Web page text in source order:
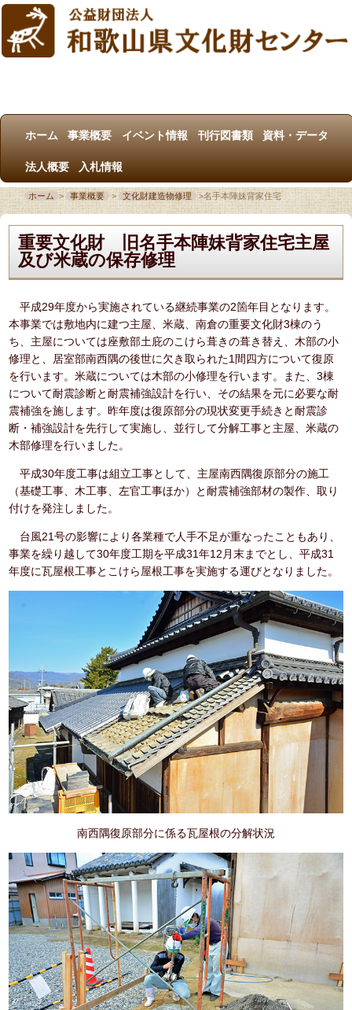
ホーム 事業概要 イベント情報 刊行図書類 資料・データ
法人概要 入札情報
ホーム > 事業概要 > 文化財建造物修理 >名手本陣妹背家住宅
重要文化財 旧名手本陣妹背家住宅主屋
及び米蔵の保存修理
平成29年度から実施されている継続事業の2箇年目となります。
本事業では敷地内に建つ主屋、米蔵、南倉の重要文化財3棟のう
ち、主屋については座敷部土庇のこけら葺きの葺き替え、木部の小
修理と、居室部南西隅の後世に欠き取られた1間四方について復原
を行います。米蔵については木部の小修理を行います。また、3棟
について耐震診断と耐震補強設計を行い、その結果を元に必要な耐
震補強を施します。昨年度は復原部分の現状変更手続きと耐震診
断・補強設計を先行して実施し、並行して分解工事と主屋、米蔵の
木部修理を行いました。
平成30年度工事は組立工事として、主屋南西隅復原部分の施工
（基礎工事、木工事、左官工事ほか）と耐震補強部材の製作、取り
付けを発注しました。
台風21号の影響により各業種で人手不足が重なったこともあり、
事業を繰り越して30年度工期を平成31年12月末までとし、平成31
年度に瓦屋根工事とこけら屋根工事を実施する運びとなりました。
南西隅復原部分に係る瓦屋根の分解状況